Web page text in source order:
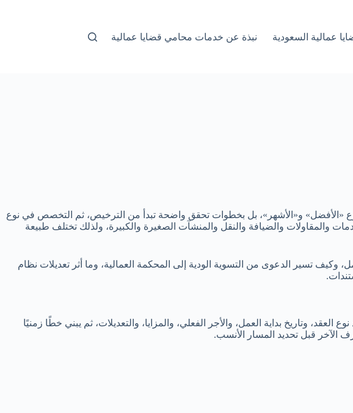
عمالية السعودية نبذة عن خدمات محامي قضايا عمالية
«الأفضل» و«الأشهر»، بل بخطوات تحقق واضحة تبدأ من الترخيص، ثم التخصص في نوع
والمقاولات والضيافة والنقل والمنشآت الصغيرة والكبيرة، ولذلك تختلف طبيعة
تسير الدعوى من التسوية الودية إلى المحكمة العمالية، وما أثر تعديلات نظام
وتاريخ بداية العمل، والأجر الفعلي، والمزايا، والتعديلات، ثم يبني خطًا زمنيًا
الآخر قبل تحديد المسار الأنسب.